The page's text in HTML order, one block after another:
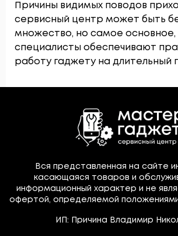
Причины видимых поводов
сервисный центр может быть
множество, но самое основное,
специалисты обеспечивают
работу гаджету на длительный
Вся представленная на сайте
касающаяся товаров и
информационный характер и не
офертой, определяемой положениями
ИП: Причина Владимир